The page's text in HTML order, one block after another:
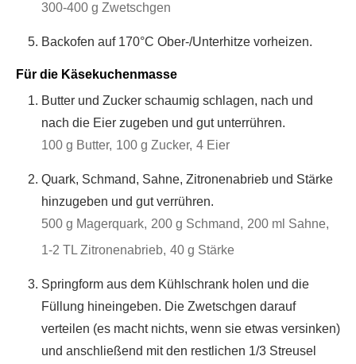
300-400 g Zwetschgen
Backofen auf 170°C Ober-/Unterhitze vorheizen.
Für die Käsekuchenmasse
Butter und Zucker schaumig schlagen, nach und
nach die Eier zugeben und gut unterrühren.
100 g Butter, 100 g Zucker, 4 Eier
Quark, Schmand, Sahne, Zitronenabrieb und Stärke
hinzugeben und gut verrühren.
500 g Magerquark, 200 g Schmand, 200 ml Sahne,
1-2 TL Zitronenabrieb, 40 g Stärke
Springform aus dem Kühlschrank holen und die
Füllung hineingeben. Die Zwetschgen darauf
verteilen (es macht nichts, wenn sie etwas versinken)
und anschließend mit den restlichen 1/3 Streusel